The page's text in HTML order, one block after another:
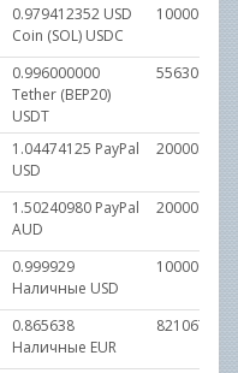
0.979412352 USD
Coin (SOL) USDC
0.996000000
Tether (BEP20)
USDT
1.04474125 PayPal
USD
1.50240980 PayPal
AUD
0.999929
Наличные USD
0.865638
Наличные EUR